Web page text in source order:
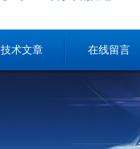
技术文章 在线留言